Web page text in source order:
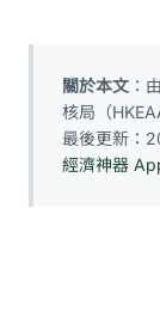
關於本文 ：
核局（
最後更新：
經濟神器